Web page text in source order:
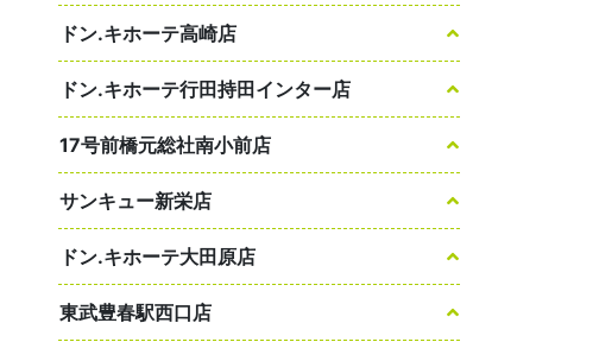
ドン.キホーテ高崎店
ドン.キホーテ行田持田インター店
17号前橋元総社南小前店
サンキュー新栄店
ドン.キホーテ大田原店
東武豊春駅西口店